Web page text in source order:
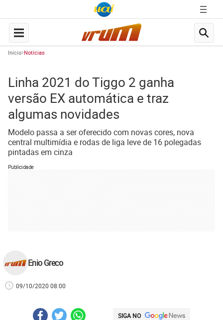
Início Notícias
Linha 2021 do Tiggo 2 ganha
versão EX automática e traz
algumas novidades
Modelo passa a ser oferecido com novas cores, nova
central multimídia e rodas de liga leve de 16 polegadas
pintadas em cinza
Publicidade
Enio Greco
09/10/2020 08:00
SIGA NO